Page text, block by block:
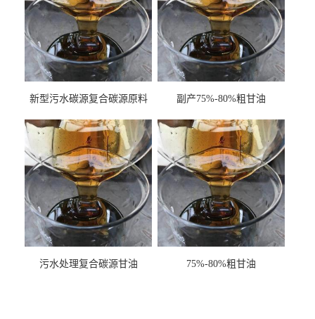
新型污水碳源复合碳源原料
副产75%-80%粗甘油
污水处理复合碳源甘油
75%-80%粗甘油